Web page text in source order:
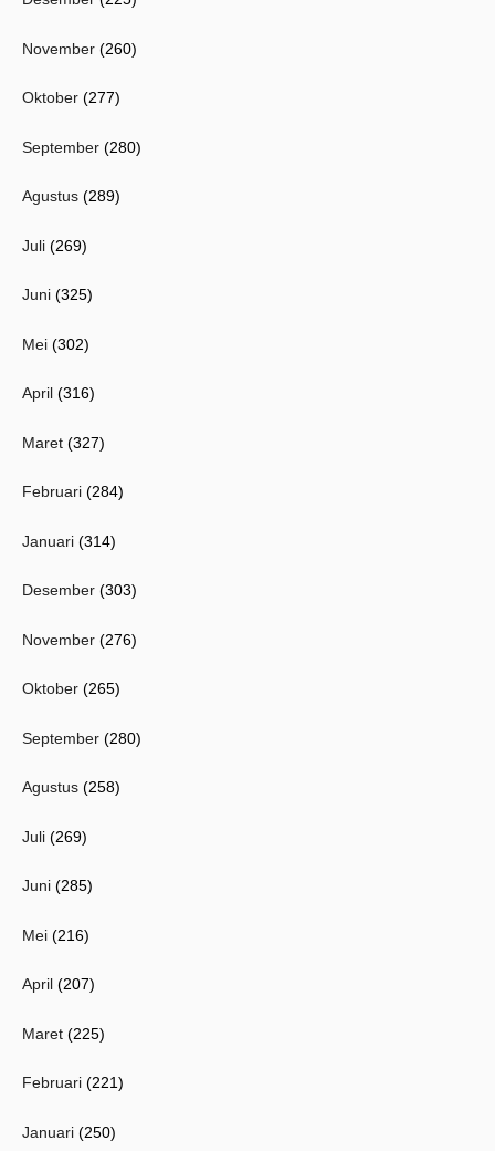
November (260)
Oktober (277)
September (280)
Agustus (289)
Juli (269)
Juni (325)
Mei (302)
April (316)
Maret (327)
Februari (284)
Januari (314)
Desember (303)
November (276)
Oktober (265)
September (280)
Agustus (258)
Juli (269)
Juni (285)
Mei (216)
April (207)
Maret (225)
Februari (221)
Januari (250)